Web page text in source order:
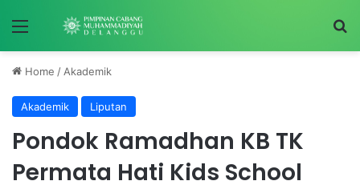
Home / Akademik
Akademik Liputan
Pondok Ramadhan KB TK
Permata Hati Kids School